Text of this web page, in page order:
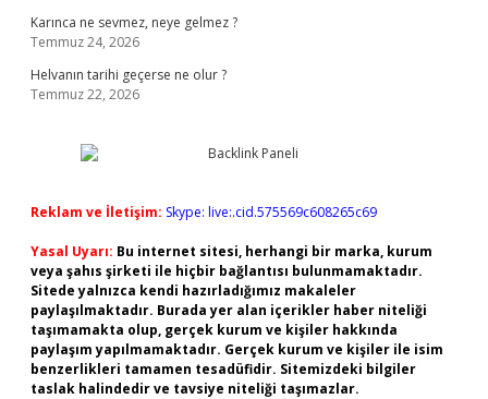
Karınca ne sevmez, neye gelmez ?
Temmuz 24, 2026
Helvanın tarihi geçerse ne olur ?
Temmuz 22, 2026
Reklam ve İletişim: Skype: live:.cid.575569c608265c69
Yasal Uyarı: Bu internet sitesi, herhangi bir marka, kurum
veya şahıs şirketi ile hiçbir bağlantısı bulunmamaktadır.
Sitede yalnızca kendi hazırladığımız makaleler
paylaşılmaktadır. Burada yer alan içerikler haber niteliği
taşımamakta olup, gerçek kurum ve kişiler hakkında
paylaşım yapılmamaktadır. Gerçek kurum ve kişiler ile isim
benzerlikleri tamamen tesadüfidir. Sitemizdeki bilgiler
taslak halindedir ve tavsiye niteliği taşımazlar.